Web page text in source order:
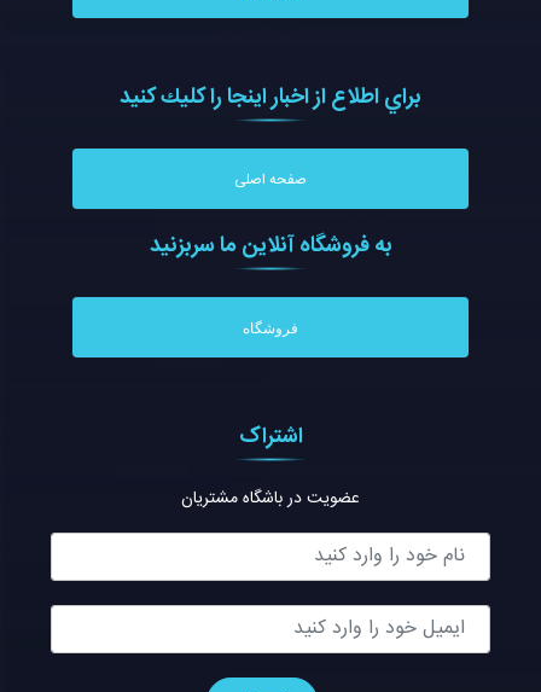
براي اطلاع از اخبار اينجا را كليك كنيد
صفحه اصلی
به فروشگاه آنلاين ما سربزنيد
فروشگاه
اشتراک
عضویت در باشگاه مشتریان